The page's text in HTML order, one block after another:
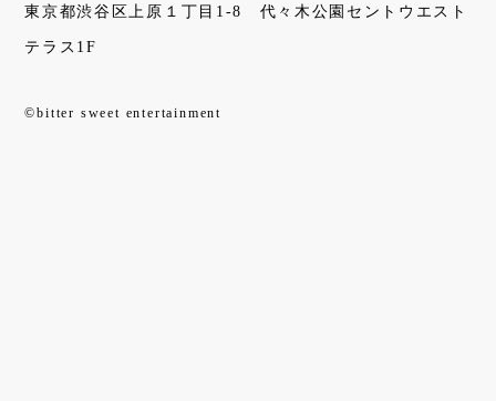
東京都渋谷区上原１丁目1-8 代々木公園セントウエスト
テラス1F
©bitter sweet entertainment